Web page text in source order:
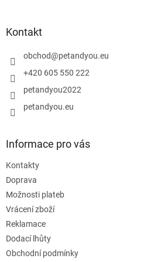
Kontakt
obchod@petandyou.eu
+420 605 550 222
petandyou2022
petandyou.eu
Informace pro vás
Kontakty
Doprava
Možnosti plateb
Vrácení zboží
Reklamace
Dodací lhůty
Obchodní podmínky